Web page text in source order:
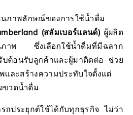
ภาพลักษณ์ของการใช้น้ำดื่ม
(สลัมเบอร์แลนด์) ผู้ผลิต
ภาพ ซึ่งเลือกใช้น้ำดื่มที่มีฉลาก
บต้อนรับลูกค้าและผู้มาติดต่อ ช่วย
และสร้างความประทับใจตั้งแต่
ขวดน้ำดื่ม
ถประยุกต์ใช้ได้กับทุกธุรกิจ ไม่ว่า